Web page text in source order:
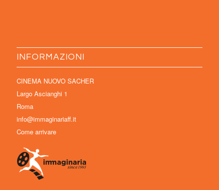
INFORMAZIONI
CINEMA NUOVO SACHER
Largo Ascianghi 1
Roma
info@immaginariaff.it
Come arrivare